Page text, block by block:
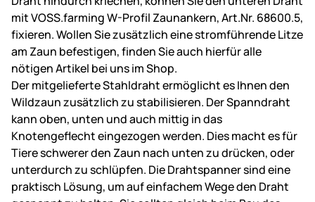
mit VOSS.farming W-Profil Zaunankern, Art.Nr. 68600.5,
fixieren. Wollen Sie zusätzlich eine stromführende Litze
am Zaun befestigen, finden Sie auch hierfür alle
nötigen Artikel bei uns im Shop.
Der mitgelieferte Stahldraht ermöglicht es Ihnen den
Wildzaun zusätzlich zu stabilisieren. Der Spanndraht
kann oben, unten und auch mittig in das
Knotengeflecht eingezogen werden. Dies macht es für
Tiere schwerer den Zaun nach unten zu drücken, oder
unterdurch zu schlüpfen. Die Drahtspanner sind eine
praktisch Lösung, um auf einfachem Wege den Draht